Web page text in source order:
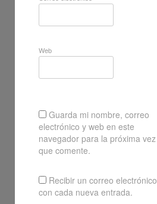
Web
Guarda mi nombre, correo
electrónico y web en este
navegador para la próxima vez
que comente.
Recibir un correo electrónico
con cada nueva entrada.